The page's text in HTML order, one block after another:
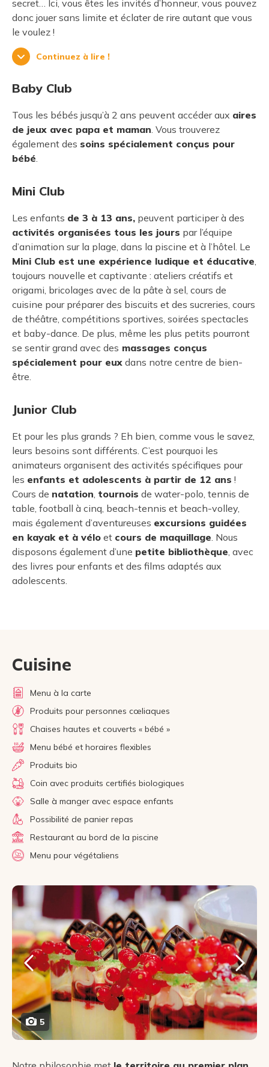
secret… Ici, vous êtes les invités d’honneur, vous pouvez
donc jouer sans limite et éclater de rire autant que vous
le voulez !
Continuez à lire !
Baby Club
Tous les bébés jusqu’à 2 ans peuvent accéder aux aires
de jeux avec papa et maman . Vous trouverez
également des soins spécialement conçus pour
bébé
Mini Club
Les enfants de 3 à 13 ans, peuvent participer à des
activités organisées tous les jours par l’équipe
d’animation sur la plage, dans la piscine et à l’hôtel. Le
Mini Club est une expérience ludique et éducative
toujours nouvelle et captivante : ateliers créatifs et
origami, bricolages avec de la pâte à sel, cours de
cuisine pour préparer des biscuits et des sucreries, cours
de théâtre, compétitions sportives, soirées spectacles
et baby-dance. De plus, même les plus petits pourront
se sentir grand avec des massages conçus
spécialement pour eux dans notre centre de bien-
être.
Junior Club
Et pour les plus grands ? Eh bien, comme vous le savez,
leurs besoins sont différents. C’est pourquoi les
animateurs organisent des activités spécifiques pour
les enfants et adolescents à partir de 12 ans !
Cours de natation tournois de water-polo, tennis de
table, football à cinq, beach-tennis et beach-volley,
mais également d’aventureuses excursions guidées
en kayak et à vélo et cours de maquillage . Nous
disposons également d’une petite bibliothèque , avec
des livres pour enfants et des films adaptés aux
adolescents.
Cuisine
Menu à la carte
Produits pour personnes cœliaques
Chaises hautes et couverts « bébé »
Menu bébé et horaires flexibles
Produits bio
Coin avec produits certifiés biologiques
Salle à manger avec espace enfants
Possibilité de panier repas
Restaurant au bord de la piscine
Menu pour végétaliens
5